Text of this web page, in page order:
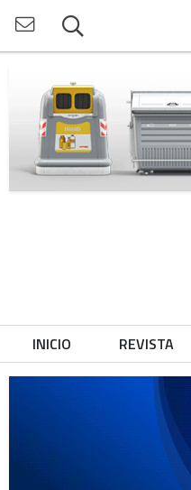
INICIO REVISTA